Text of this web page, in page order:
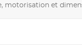
motorisation et